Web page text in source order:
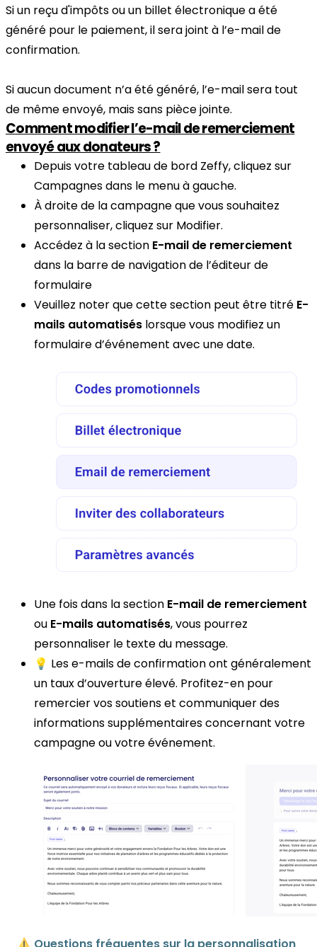
Si un reçu d'impôts ou un billet électronique a été
généré pour le paiement, il sera joint à l’e-mail de
confirmation.
Si aucun document n’a été généré, l’e-mail sera tout
de même envoyé, mais sans pièce jointe.
Comment modifier l’e-mail de remerciement
envoyé aux donateurs ?
Depuis votre tableau de bord Zeffy, cliquez sur
Campagnes dans le menu à gauche.
À droite de la campagne que vous souhaitez
personnaliser, cliquez sur Modifier.
Accédez à la section E-mail de remerciement
dans la barre de navigation de l’éditeur de
formulaire
Veuillez noter que cette section peut être titré E-
mails automatisés lorsque vous modifiez un
formulaire d’événement avec une date.
Une fois dans la section E-mail de remerciement
ou E-mails automatisés, vous pourrez
personnaliser le texte du message.
💡 Les e-mails de confirmation ont généralement
un taux d’ouverture élevé. Profitez-en pour
remercier vos soutiens et communiquer des
informations supplémentaires concernant votre
campagne ou votre événement.
⚠️ Questions fréquentes sur la personnalisation